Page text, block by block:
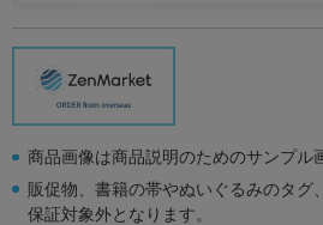
商品画像は商品説明のためのサンプル
販促物、書籍の帯やぬいぐるみのタグ
保証対象外となります。